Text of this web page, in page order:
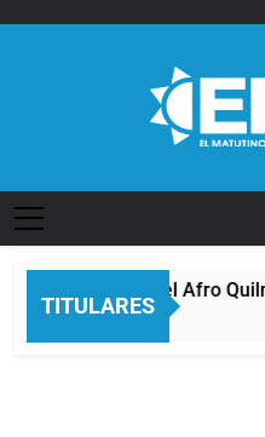
TITULARES
La noche del Afro
10 Horas Atrás